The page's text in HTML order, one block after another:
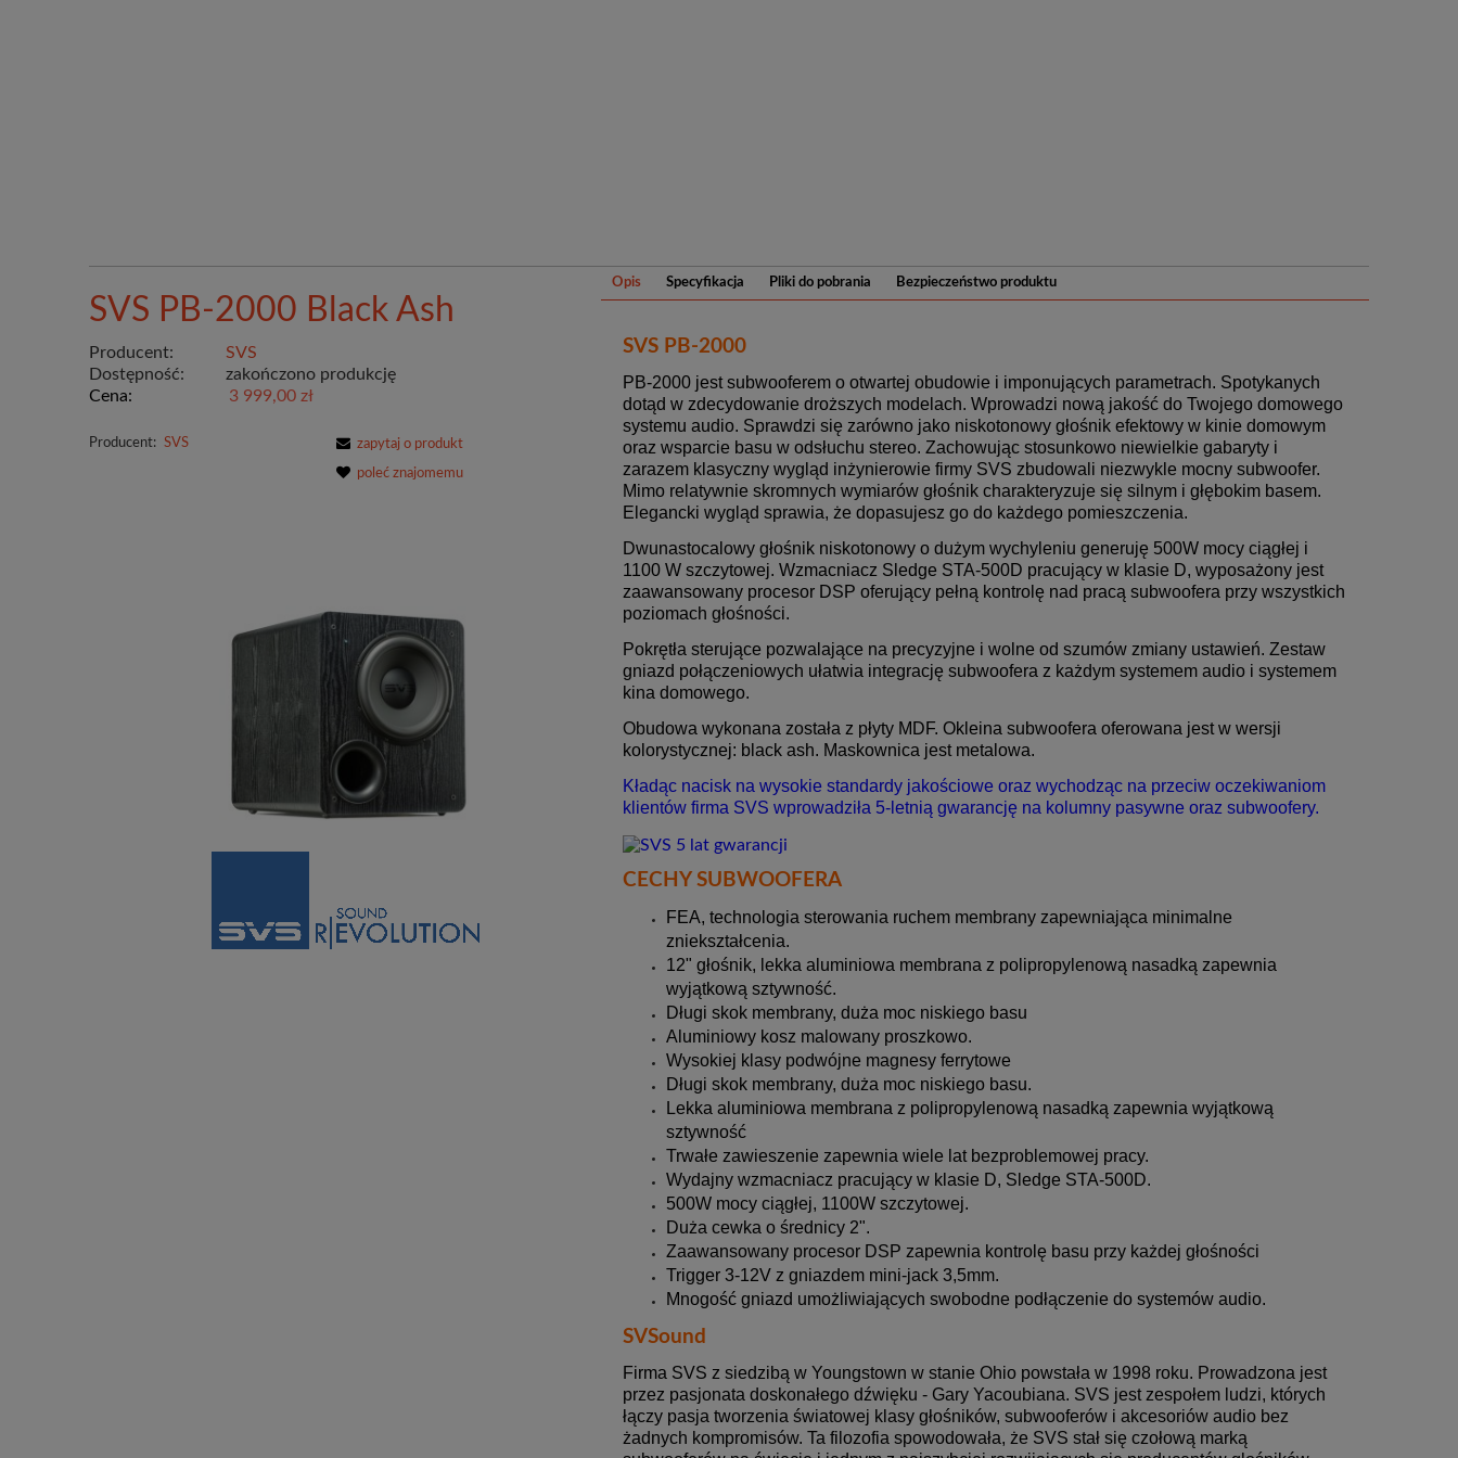
Opis Specyfikacja Pliki do pobrania Bezpieczeństwo produktu
SVS PB-2000
PB-2000 jest subwooferem o otwartej obudowie i imponujących parametrach. Spotykanych
dotąd w zdecydowanie droższych modelach. Wprowadzi nową jakość do Twojego domowego
systemu audio. Sprawdzi się zarówno jako niskotonowy głośnik efektowy w kinie domowym
oraz wsparcie basu w odsłuchu stereo. Zachowując stosunkowo niewielkie gabaryty i
zarazem klasyczny wygląd inżynierowie firmy SVS zbudowali niezwykle mocny subwoofer.
Mimo relatywnie skromnych wymiarów głośnik charakteryzuje się silnym i głębokim basem.
Elegancki wygląd sprawia, że dopasujesz go do każdego pomieszczenia.
Dwunastocalowy głośnik niskotonowy o dużym wychyleniu generuję 500W mocy ciągłej i
1100 W szczytowej. Wzmacniacz Sledge STA-500D pracujący w klasie D, wyposażony jest
zaawansowany procesor DSP oferujący pełną kontrolę nad pracą subwoofera przy wszystkich
poziomach głośności.
Pokrętła sterujące pozwalające na precyzyjne i wolne od szumów zmiany ustawień. Zestaw
gniazd połączeniowych ułatwia integrację subwoofera z każdym systemem audio i systemem
kina domowego.
Obudowa wykonana została z płyty MDF. Okleina subwoofera oferowana jest w wersji
kolorystycznej: black ash. Maskownica jest metalowa.
Kładąc nacisk na wysokie standardy jakościowe oraz wychodząc na przeciw oczekiwaniom
klientów firma SVS wprowadziła 5-letnią gwarancję na kolumny pasywne oraz subwoofery.
CECHY SUBWOOFERA
FEA, technologia sterowania ruchem membrany zapewniająca minimalne
zniekształcenia.
12" głośnik, lekka aluminiowa membrana z polipropylenową nasadką zapewnia
wyjątkową sztywność.
Długi skok membrany, duża moc niskiego basu
Aluminiowy kosz malowany proszkowo.
Wysokiej klasy podwójne magnesy ferrytowe
Długi skok membrany, duża moc niskiego basu.
Lekka aluminiowa membrana z polipropylenową nasadką zapewnia wyjątkową
sztywność
Trwałe zawieszenie zapewnia wiele lat bezproblemowej pracy.
Wydajny wzmacniacz pracujący w klasie D, Sledge STA-500D.
500W mocy ciągłej, 1100W szczytowej.
Duża cewka o średnicy 2".
Zaawansowany procesor DSP zapewnia kontrolę basu przy każdej głośności
Trigger 3-12V z gniazdem mini-jack 3,5mm.
Mnogość gniazd umożliwiających swobodne podłączenie do systemów audio.
SVSound
Firma SVS z siedzibą w Youngstown w stanie Ohio powstała w 1998 roku. Prowadzona jest
przez pasjonata doskonałego dźwięku - Gary Yacoubiana. SVS jest zespołem ludzi, których
łączy pasja tworzenia światowej klasy głośników, subwooferów i akcesoriów audio bez
żadnych kompromisów. Ta filozofia spowodowała, że SVS stał się czołową marką
SVS PB-2000 Black Ash
Producent:
SVS
Dostępność:
zakończono produkcję
Cena:
3 999,00 zł
Producent: SVS zapytaj o produkt
poleć znajomemu